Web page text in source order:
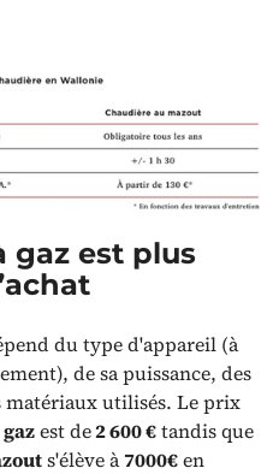
gaz est plus
du type d'appareil (à
de sa puissance, des
matériaux utilisés. Le prix
est de2 600 €tandis que
s'élève à7000€en